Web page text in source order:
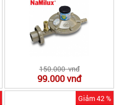
150.000 vnđ
99.000vnđ
Giảm 42 %